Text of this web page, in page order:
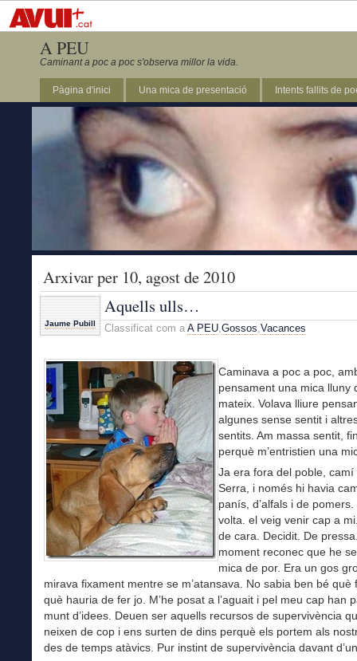
A PEU
Caminant a poc a poc s'observa millor la vida.
Pàgina d'inici Una mica de presentació Intents fallits de
Arxivar per 10, agost de 2010
Jaume Pubill
Aquells ulls…
Classificat com a A PEU,Gossos,Vacances
Caminava a poc a poc,
pensament una mica lluny
mateix. Volava lliure
algunes sense sentit i
sentits. Am massa sentit,
perquè m’entristien una
Ja era fora del poble, camí
Serra, i només hi havia
panís, d’alfals i de
volta. el veig venir cap a
de cara. Decidit. De
moment reconec que he
mica de por. Era un gos
mirava fixament mentre se m’atansava. No sabia ben bé què
què hauria de fer jo. M’he posat a l’aguait i pel meu cap han
munt d’idees. Deuen ser aquells recursos de supervivència
neixen de cop i ens surten de dins perquè els portem als
des de temps atàvics. Pur instint de supervivència davant